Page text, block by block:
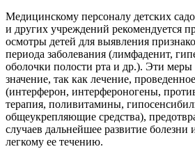
Медицинскому персоналу детских
и других учреждений рекомендуется
осмотры детей для выявления
периода заболевания (лимфаденит,
оболочки полости рта и др.). Эти
значение, так как лечение,
(интерферон, интерфероногены,
терапия, поливитамины,
общеукрепляющие средства),
случаев дальнейшее развитие болезни
легкому ее течению.